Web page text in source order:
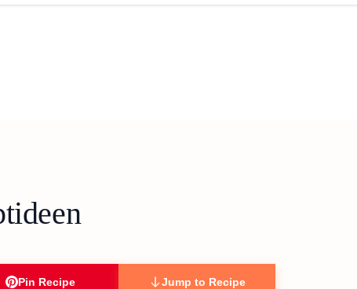
Pin Recipe Jump to Recipe